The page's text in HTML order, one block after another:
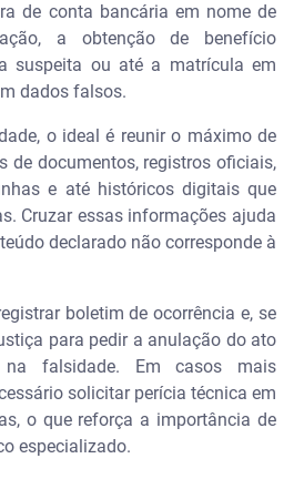
de conta bancária em nome de
a obtenção de benefício
suspeita ou até a matrícula em
dados falsos.
o ideal é reunir o máximo de
de documentos, registros oficiais,
e até históricos digitais que
Cruzar essas informações ajuda
declarado não corresponde à
boletim de ocorrência e, se
para pedir a anulação do ato
falsidade. Em casos mais
solicitar perícia técnica em
o que reforça a importância de
especializado.